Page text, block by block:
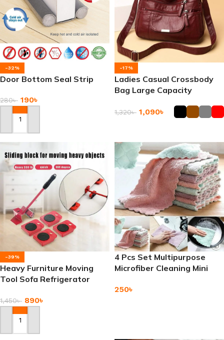
-32%
Door Bottom Seal Strip
280৳ 190৳
Add To Cart
-17%
Ladies Casual Crossbody
Bag Large Capacity
1,320৳ 1,090৳
-39%
Heavy Furniture Moving
Tool Sofa Refrigerator
1,450৳ 890৳
Add To Cart
4 Pcs Set Multipurpose
Microfiber Cleaning Mini
250৳